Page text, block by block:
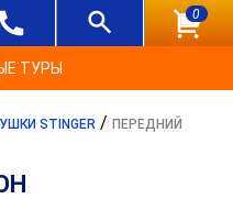
0
ТУРЫ
STINGER / ПЕРЕДНИЙ